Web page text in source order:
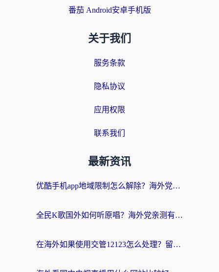
番茄 Android安卓手机版
关于我们
服务条款
隐私协议
应用权限
联系我们
最新资讯
优酷手机app地域限制怎么解除？海外党亲测有效的追剧方案
全民K歌国外如何听原唱？海外党亲测有效的回国加速器选择指南
在海外如果使用交管12123怎么处理？留学生亲测有效的回国加速方案